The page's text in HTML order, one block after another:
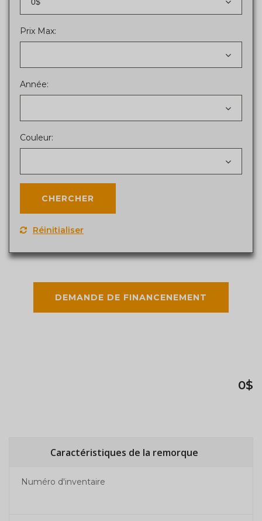
Prix Max:
Année:
Couleur:
Réinitialiser
DEMANDE DE FINANCENEMENT
0$
Caractéristiques de la remorque
Numéro d'inventaire